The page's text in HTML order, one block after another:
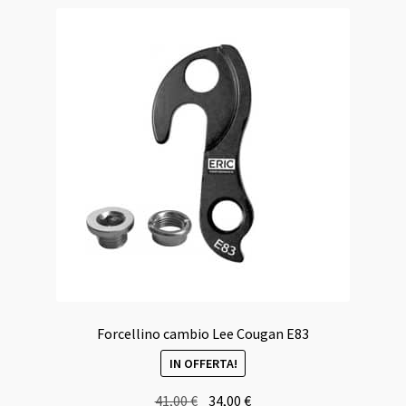
Forcellino cambio Lee Cougan E83
IN OFFERTA!
41,00€ 34,00€Il